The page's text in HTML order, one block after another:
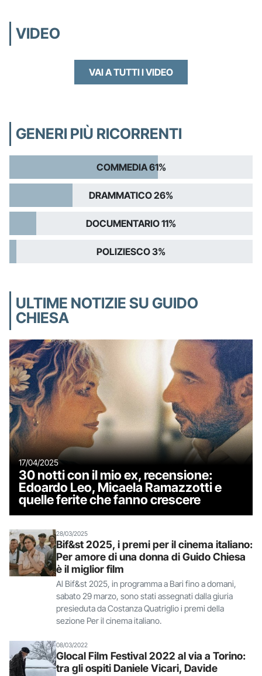
VIDEO
VAI A TUTTI I VIDEO
GENERI PIÙ RICORRENTI
COMMEDIA 61%
DRAMMATICO 26%
DOCUMENTARIO 11%
POLIZIESCO 3%
ULTIME NOTIZIE SU GUIDO
CHIESA
17/04/2025
30 notti con il mio ex, recensione:
Edoardo Leo, Micaela Ramazzotti e
quelle ferite che fanno crescere
28/03/2025
Bif&st 2025, i premi per il cinema italiano:
Per amore di una donna di Guido Chiesa
è il miglior film
Al Bif&st 2025, in programma a Bari fino a domani,
sabato 29 marzo, sono stati assegnati dalla giuria
presieduta da Costanza Quatriglio i premi della
sezione Per il cinema italiano.
08/03/2022
Glocal Film Festival 2022 al via a Torino:
tra gli ospiti Daniele Vicari, Davide